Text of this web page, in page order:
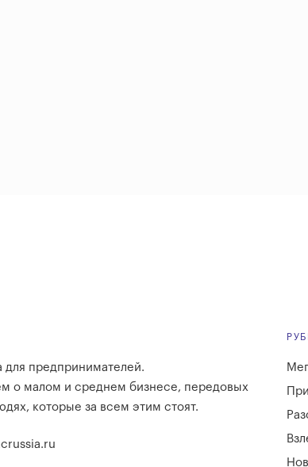
для предпринимателей.
о малом и среднем бизнесе, передовых
которые за всем этим стоят.